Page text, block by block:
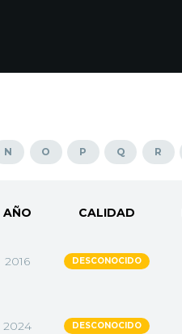
N O P Q R
AÑO CALIDAD
2016 DESCONOCIDO
2024 DESCONOCIDO